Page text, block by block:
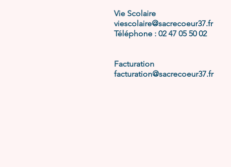
Vie Scolaire
viescolaire@sacrecoeur37.fr
Téléphone : 02 47 05 50 02
Facturation
facturation@sacrecoeur37.fr